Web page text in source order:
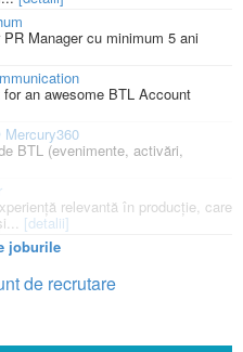
Manager cu minimum 5 ani
an awesome BTL Account
BTL (evenimente, activări,
relevantă în producție, care
[detalii]
joburile
de recrutare